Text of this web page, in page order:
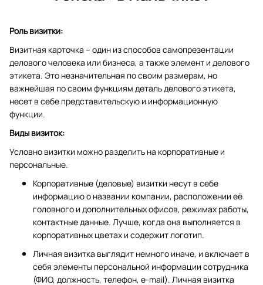
Роль визитки:
Визитная карточка – один из способов самопрезентации
делового человека или бизнеса, а также элемент и делового
этикета. Это незначительная по своим размерам, но
важнейшая по своим функциям деталь делового этикета,
несет в себе представительскую и информационную
функции.
Виды визиток:
Условно визитки можно разделить на корпоративные и
персональные.
Корпоративные (деловые) визитки несут в себе
информацию о названии компании, расположении её
головного и дополнительных офисов, режимах работы,
контактные данные. Лучше, когда она выполняется в
корпоративных цветах и содержит логотип.
Личная визитка выглядит немного иначе, и включает в
себя элементы персональной информации сотрудника
(ФИО, должность, телефон, e-mail). Личная визитка